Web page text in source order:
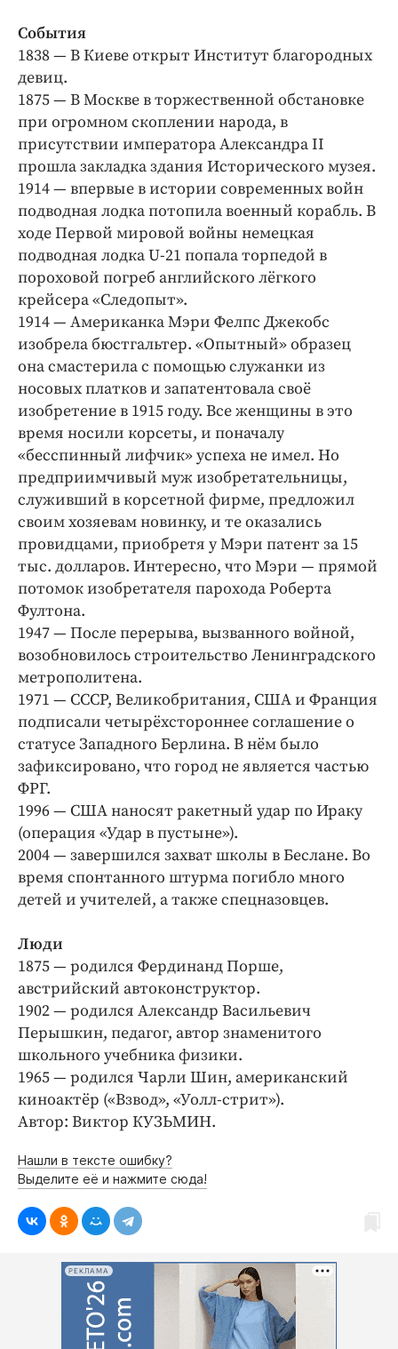
ПРОЕКТЫ
Блоги
Издания
Медиаперсона
Интересное чтиво
Клиника года
Бренд года
Работодатель года
События
1838 — В Киеве открыт Институт благородных
девиц.
1875 — В Москве в торжественной обстановке
при огромном скоплении народа, в
присутствии императора Александра II
прошла закладка здания Исторического музея.
1914 — впервые в истории современных войн
подводная лодка потопила военный корабль. В
ходе Первой мировой войны немецкая
подводная лодка U-21 попала торпедой в
пороховой погреб английского лёгкого
крейсера «Следопыт».
1914 — Американка Мэри Фелпс Джекобс
изобрела бюстгальтер. «Опытный» образец
она смастерила с помощью служанки из
носовых платков и запатентовала своё
изобретение в 1915 году. Все женщины в это
время носили корсеты, и поначалу
«бесспинный лифчик» успеха не имел. Но
предприимчивый муж изобретательницы,
служивший в корсетной фирме, предложил
своим хозяевам новинку, и те оказались
провидцами, приобретя у Мэри патент за 15
тыс. долларов. Интересно, что Мэри — прямой
потомок изобретателя парохода Роберта
Фултона.
1947 — После перерыва, вызванного войной,
возобновилось строительство Ленинградского
метрополитена.
1971 — СССР, Великобритания, США и Франция
подписали четырёхстороннее соглашение о
статусе Западного Берлина. В нём было
зафиксировано, что город не является частью
ФРГ.
1996 — США наносят ракетный удар по Ираку
(операция «Удар в пустыне»).
2004 — завершился захват школы в Беслане. Во
время спонтанного штурма погибло много
детей и учителей, а также спецназовцев.
Люди
1875 — родился Фердинанд Порше,
австрийский автоконструктор.
1902 — родился Александр Васильевич
Перышкин, педагог, автор знаменитого
школьного учебника физики.
1965 — родился Чарли Шин, американский
киноактёр («Взвод», «Уолл-стрит»).
Автор: Виктор КУЗЬМИН.
Нашли в тексте ошибку?
Выделите её и нажмите сюда!
РЕКЛАМА